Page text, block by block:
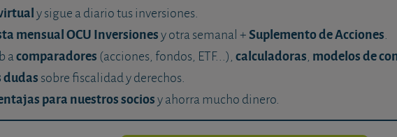
y sigue a diario tus inversiones.
mensual OCU Inversionesy otra semanal +Suplemento de Acciones.
acomparadores (acciones, fondos, ETF...), calculadoras, modelos de
dudas sobre fiscalidad y derechos.
para nuestros sociosy ahorra mucho dinero.